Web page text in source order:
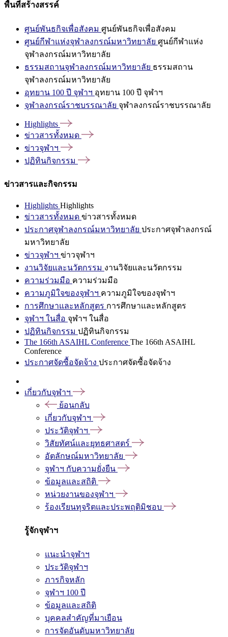
พื้นที่สร้างสรรค์
ศูนย์พันธกิจเพื่อสังคม ศูนย์พันธกิจเพื่อสังคม
ศูนย์กีฬาแห่งจุฬาลงกรณ์มหาวิทยาลัย ศูนย์กีฬาแห่ง
จุฬาลงกรณ์มหาวิทยาลัย
ธรรมสถานจุฬาลงกรณ์มหาวิทยาลัย ธรรมสถาน
จุฬาลงกรณ์มหาวิทยาลัย
อุทยาน 100 ปี จุฬาฯ อุทยาน 100 ปี จุฬาฯ
จุฬาลงกรณ์ราชบรรณาลัย จุฬาลงกรณ์ราชบรรณาลัย
Highlights
ข่าวสารทั้งหมด
ข่าวจุฬาฯ
ปฏิทินกิจกรรม
ข่าวสารและกิจกรรม
Highlights Highlights
ข่าวสารทั้งหมด ข่าวสารทั้งหมด
ประกาศจุฬาลงกรณ์มหาวิทยาลัย ประกาศจุฬาลงกรณ์
มหาวิทยาลัย
ข่าวจุฬาฯ ข่าวจุฬาฯ
งานวิจัยและนวัตกรรม งานวิจัยและนวัตกรรม
ความร่วมมือ ความร่วมมือ
ความภูมิใจของจุฬาฯ ความภูมิใจของจุฬาฯ
การศึกษาและหลักสูตร การศึกษาและหลักสูตร
จุฬาฯ ในสื่อ จุฬาฯ ในสื่อ
ปฏิทินกิจกรรม ปฏิทินกิจกรรม
The 166th ASAIHL Conference The 166th ASAIHL
Conference
ประกาศจัดซื้อจัดจ้าง ประกาศจัดซื้อจัดจ้าง
เกี่ยวกับจุฬาฯ
ย้อนกลับ
เกี่ยวกับจุฬาฯ
ประวัติจุฬาฯ
วิสัยทัศน์และยุทธศาสตร์
อัตลักษณ์มหาวิทยาลัย
จุฬาฯ กับความยั่งยืน
ข้อมูลและสถิติ
หน่วยงานของจุฬาฯ
ร้องเรียนทุจริตและประพฤติมิชอบ
รู้จักจุฬาฯ
แนะนำจุฬาฯ
ประวัติจุฬาฯ
ภารกิจหลัก
จุฬาฯ 100 ปี
ข้อมูลและสถิติ
บุคคลสำคัญที่มาเยือน
การจัดอันดับมหาวิทยาลัย